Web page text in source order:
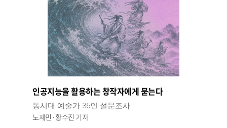
인공지능을 활용하는 창작자에게 묻는다
동시대 예술가 36인 설문조사
노재민·황수진 기자